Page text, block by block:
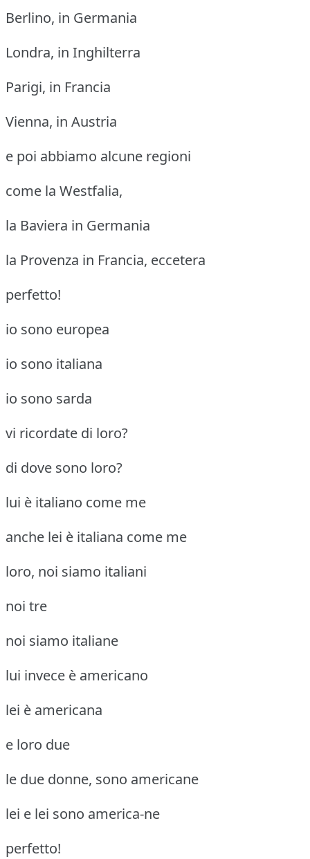
Berlino, in Germania
Londra, in Inghilterra
Parigi, in Francia
Vienna, in Austria
e poi abbiamo alcune regioni
come la Westfalia,
la Baviera in Germania
la Provenza in Francia, eccetera
perfetto!
io sono europea
io sono italiana
io sono sarda
vi ricordate di loro?
di dove sono loro?
lui è italiano come me
anche lei è italiana come me
loro, noi siamo italiani
noi tre
noi siamo italiane
lui invece è americano
lei è americana
e loro due
le due donne, sono americane
lei e lei sono america-ne
perfetto!